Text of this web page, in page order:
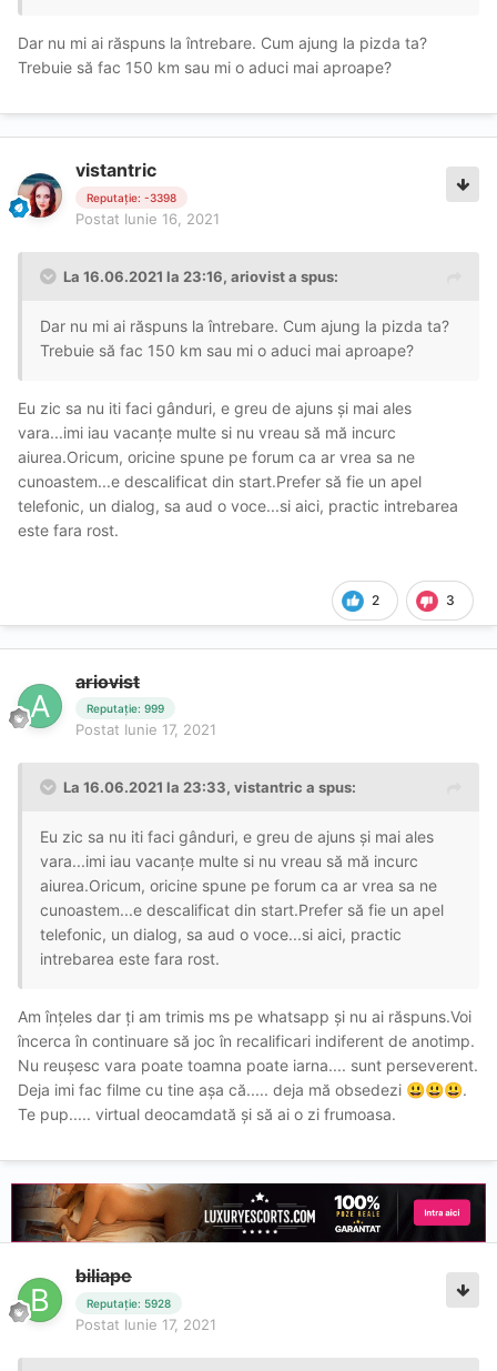
Dar nu mi ai răspuns la întrebare. Cum ajung la pizda ta?
Trebuie să fac 150 km sau mi o aduci mai aproape?
vistantric
Reputație: -3398
Postat Iunie 16, 2021
La 16.06.2021 la 23:16, ariovista spus:
Dar nu mi ai răspuns la întrebare. Cum ajung la pizda ta?
Trebuie să fac 150 km sau mi o aduci mai aproape?
Eu zic sa nu iti faci gânduri, e greu de ajuns și mai ales
vara...imi iau vacanțe multe si nu vreau să mă incurc
aiurea.Oricum, oricine spune pe forum ca ar vrea sa ne
cunoastem...e descalificat din start.Prefer să fie un apel
telefonic, un dialog, sa aud o voce...si aici, practic intrebarea
este fara rost.
2 3
ariovist
Reputație: 999
Postat Iunie 17, 2021
La 16.06.2021 la 23:33, vistantric a spus:
Eu zic sa nu iti faci gânduri, e greu de ajuns și mai ales
vara...imi iau vacanțe multe si nu vreau să mă incurc
aiurea.Oricum, oricine spune pe forum ca ar vrea sa ne
cunoastem...e descalificat din start.Prefer să fie un apel
telefonic, un dialog, sa aud o voce...si aici, practic
intrebarea este fara rost.
Am înțeles dar ți am trimis ms pe whatsapp și nu ai răspuns.Voi
încerca în continuare să joc în recalificari indiferent de anotimp.
Nu reușesc vara poate toamna poate iarna.... sunt perseverent.
Deja imi fac filme cu tine așa că..... deja mă obsedezi 😃😃😃.
Te pup..... virtual deocamdată și să ai o zi frumoasa.
biliape
Reputație: 5928
Postat Iunie 17, 2021